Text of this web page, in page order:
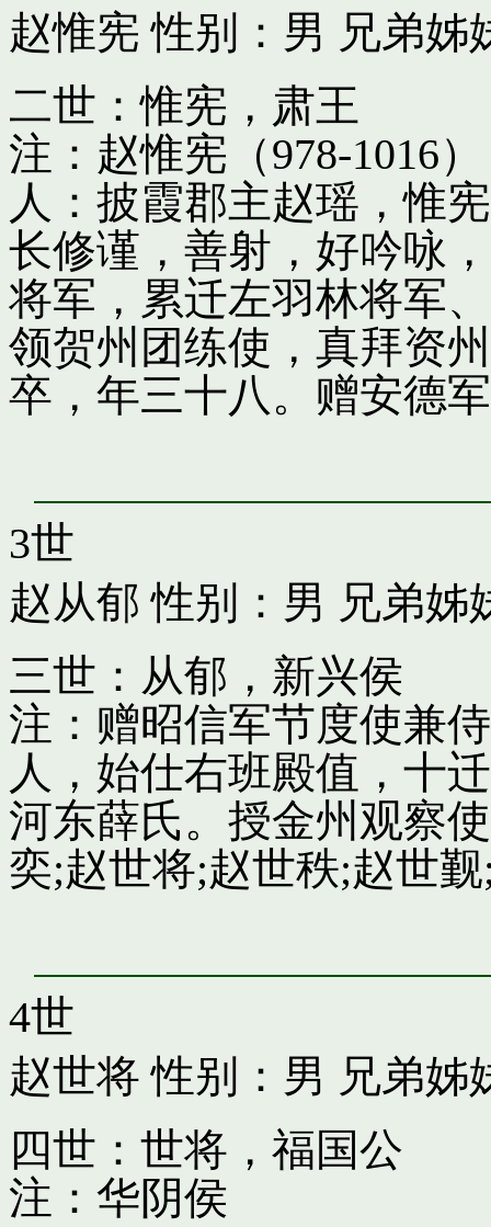
赵惟宪 性别：男 兄弟姊
二世：惟宪，肃王
注：赵惟宪（978-1016
人：披霞郡主赵瑶，惟
长修谨，善射，好吟咏
将军，累迁左羽林将军
领贺州团练使，真拜资
卒，年三十八。赠安德
3世
赵从郁 性别：男 兄弟姊
三世：从郁，新兴侯
注：赠昭信军节度使兼
人，始仕右班殿值，十
河东薛氏。授金州观察
奕;赵世将;赵世秩;赵世
4世
赵世将 性别：男 兄弟姊
四世：世将，福国公
注：华阴侯